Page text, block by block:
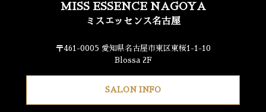
MISS ESSENCE NAGOYA
ミスエッセンス名古屋
〒461-0005 愛知県名古屋市東区東桜1-1-10
Blossa 2F
SALON INFO